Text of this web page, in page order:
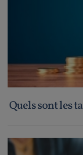
Quels sont les